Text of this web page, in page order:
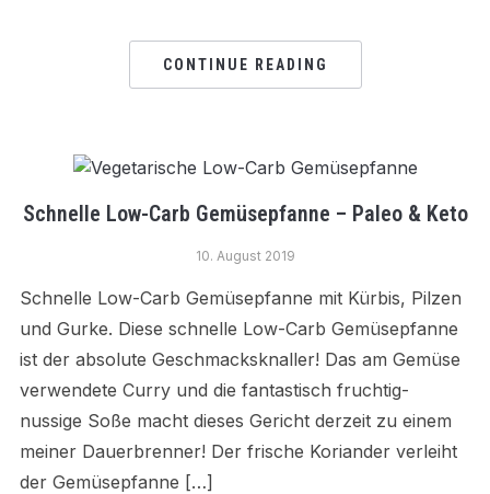
CONTINUE READING
Schnelle Low-Carb Gemüsepfanne – Paleo & Keto
10. August 2019
Schnelle Low-Carb Gemüsepfanne mit Kürbis, Pilzen
und Gurke. Diese schnelle Low-Carb Gemüsepfanne
ist der absolute Geschmacksknaller! Das am Gemüse
verwendete Curry und die fantastisch fruchtig-
nussige Soße macht dieses Gericht derzeit zu einem
meiner Dauerbrenner! Der frische Koriander verleiht
der Gemüsepfanne […]